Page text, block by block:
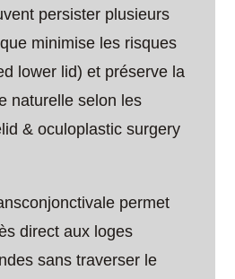
persister plusieurs
minimise les risques
lower lid) et préserve la
naturelle selon les
& oculoplastic surgery
permet
direct aux loges
sans traverser le